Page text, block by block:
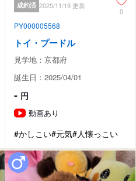
成約済 2025/11/19 更新
0
PY000005568
トイ・プードル
見学地：京都府
誕生日：2025/04/01
- 円
動画あり
#かしこい#元気#人懐っこい